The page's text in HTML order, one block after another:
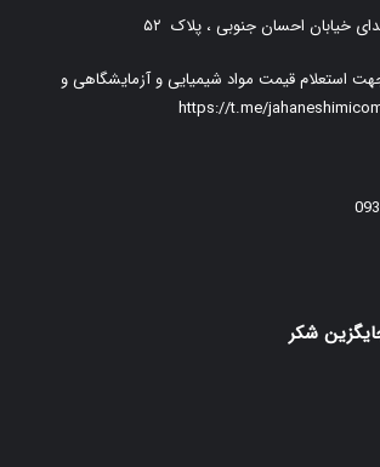
خیابان احسان جنوبی ، پلاک ۵۲
جهت استعلام قیمت مواد شیمیایی و آزمایشگاهی و
https://t.me/
شکر